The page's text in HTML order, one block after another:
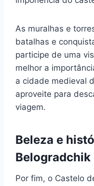
As muralhas e
batalhas e
participe de uma
melhor a
a cidade medieval
aproveite para
viagem.
Beleza e
Belogradchik
Por fim, o Castelo